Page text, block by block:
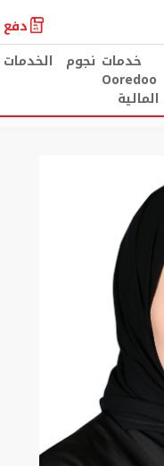
دفع
خدمات
Ooredoo
المالية
نجوم